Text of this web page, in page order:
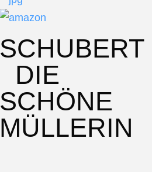
SCHUBERT
DIE
SCHÖNE
MÜLLERIN